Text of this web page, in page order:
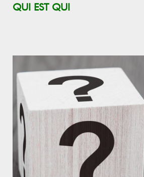
QUI EST QUI